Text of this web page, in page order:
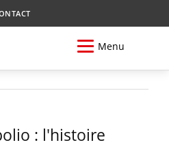
Menu
: l'histoire